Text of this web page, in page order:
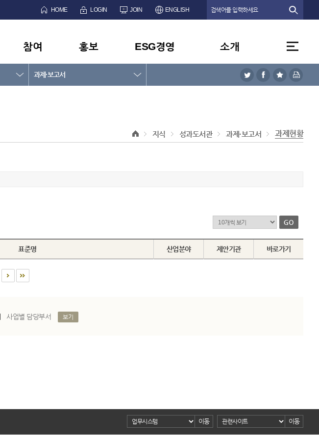
HOME LOGIN JOIN ENGLISH
참여 홍보 ESG경영 소개
과제·보고서
지식 성과도서관 과제·보고서 과제현황
표준명 산업분야 제안기관 바로가기
사업별 담당부서 보기
이동 이동